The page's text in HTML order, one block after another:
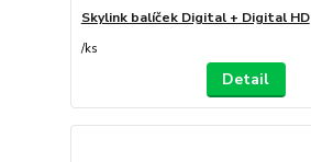
Skylink balíček Digital + Digital HD
/ks
Detail